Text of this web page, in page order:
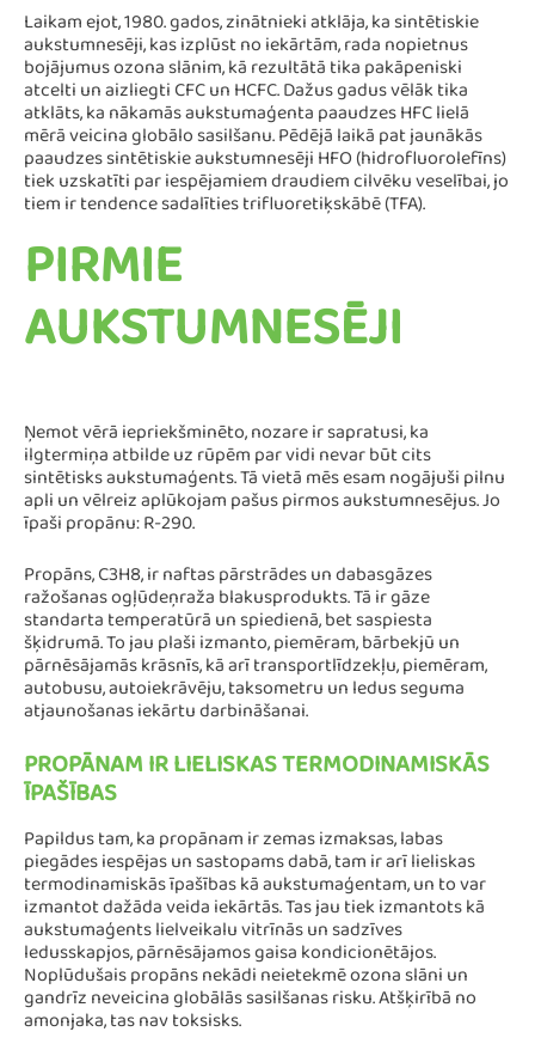
Laikam ejot, 1980. gados, zinātnieki atklāja, ka sintētiskie
aukstumnesēji, kas izplūst no iekārtām, rada nopietnus
bojājumus ozona slānim, kā rezultātā tika pakāpeniski
atcelti un aizliegti CFC un HCFC. Dažus gadus vēlāk tika
atklāts, ka nākamās aukstumaģenta paaudzes HFC lielā
mērā veicina globālo sasilšanu. Pēdējā laikā pat jaunākās
paaudzes sintētiskie aukstumnesēji HFO (hidrofluorolefīns)
tiek uzskatīti par iespējamiem draudiem cilvēku veselībai, jo
tiem ir tendence sadalīties trifluoretiķskābē (TFA).
PIRMIE
AUKSTUMNESĒJI
Ņemot vērā iepriekšminēto, nozare ir sapratusi, ka
ilgtermiņa atbilde uz rūpēm par vidi nevar būt cits
sintētisks aukstumaģents. Tā vietā mēs esam nogājuši pilnu
apli un vēlreiz aplūkojam pašus pirmos aukstumnesējus. Jo
īpaši propānu: R-290.
Propāns, C3H8, ir naftas pārstrādes un dabasgāzes
ražošanas ogļūdeņraža blakusprodukts. Tā ir gāze
standarta temperatūrā un spiedienā, bet saspiesta
šķidrumā. To jau plaši izmanto, piemēram, bārbekjū un
pārnēsājamās krāsnīs, kā arī transportlīdzekļu, piemēram,
autobusu, autoiekrāvēju, taksometru un ledus seguma
atjaunošanas iekārtu darbināšanai.
PROPĀNAM IR LIELISKAS TERMODINAMISKĀS
ĪPAŠĪBAS
Papildus tam, ka propānam ir zemas izmaksas, labas
piegādes iespējas un sastopams dabā, tam ir arī lieliskas
termodinamiskās īpašības kā aukstumaģentam, un to var
izmantot dažāda veida iekārtās. Tas jau tiek izmantots kā
aukstumaģents lielveikalu vitrīnās un sadzīves
ledusskapjos, pārnēsājamos gaisa kondicionētājos.
Noplūdušais propāns nekādi neietekmē ozona slāni un
gandrīz neveicina globālās sasilšanas risku. Atšķirībā no
amonjaka, tas nav toksisks.